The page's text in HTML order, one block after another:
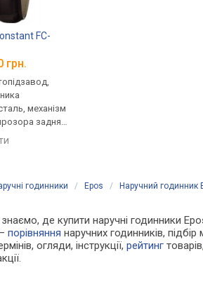
FC-
грн.
механізм
задня
ремінець
Швейцарія
годинники / Epos / Наручний годинник
де купити наручні годинники
—порівняння наручних годинників,
огляди, інструкції,рейтинг